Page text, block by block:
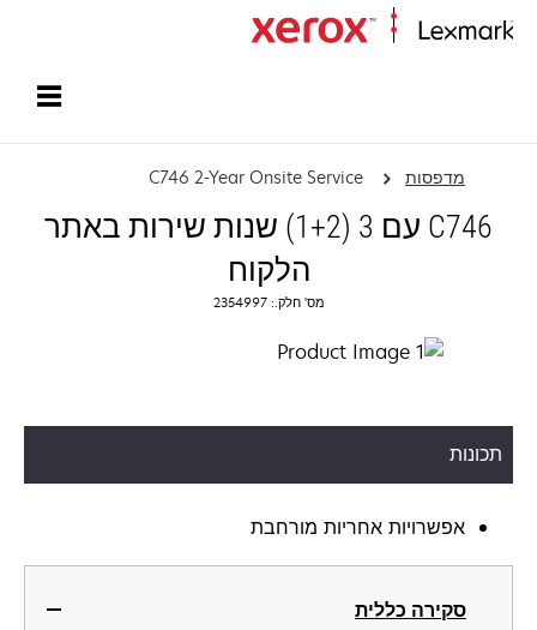
מדפסות C746 2-Year Onsite Service
C746 עם 3 (1+2) שנות שירות באתר
הלקוח
מס' חלק.: 2354997
תכונות
אפשרויות אחריות מורחבת
סקירה כללית